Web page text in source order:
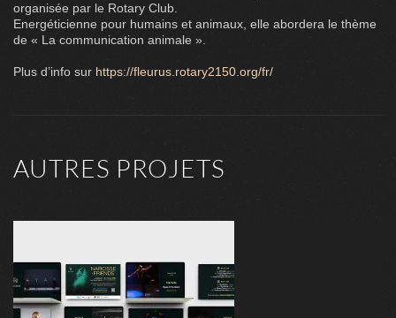
organisée par le Rotary Club.
Energéticienne pour humains et animaux, elle abordera le thème
de « La communication animale ».
Plus d’info sur https://fleurus.rotary2150.org/fr/
AUTRES PROJETS